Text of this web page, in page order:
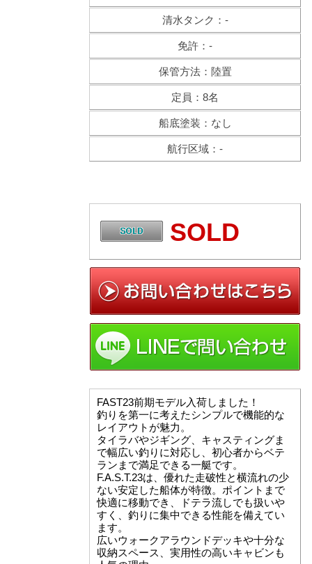
清水タンク：-
免許：-
保管方法：陸置
定員：8名
船底塗装：なし
航行区域：-
SOLD
FAST23前期モデル入荷しました！
釣りを第一に考えたシンプルで機能的な
レイアウトが魅力。
タイラバやジギング、キャスティングま
で幅広い釣りに対応し、初心者からベテ
ランまで満足できる一艇です。
F.A.S.T.23は、優れた走破性と横流れの少
ない安定した船体が特徴。ポイントまで
快適に移動でき、ドテラ流しでも扱いや
すく、釣りに集中できる性能を備えてい
ます。
広いウォークアラウンドデッキや十分な
収納スペース、実用性の高いキャビンも